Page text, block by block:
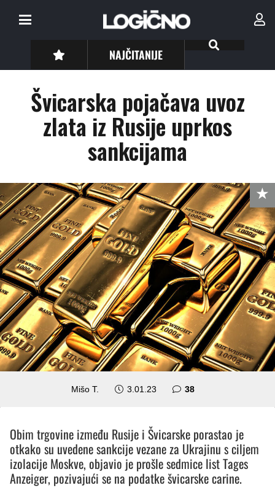
NAJČITANIJE
Švicarska pojačava uvoz
zlata iz Rusije uprkos
sankcijama
Mišo T. 3.01.23 38komentara
Obim trgovine između Rusije i Švicarske porastao je
otkako su uvedene sankcije vezane za Ukrajinu s ciljem
izolacije Moskve, objavio je prošle sedmice list Tages
Anzeiger, pozivajući se na podatke švicarske carine.